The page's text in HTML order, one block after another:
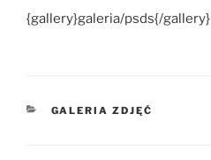
{gallery}galeria/psds{/gallery}
KATEGORIE
GALERIA ZDJĘĆ